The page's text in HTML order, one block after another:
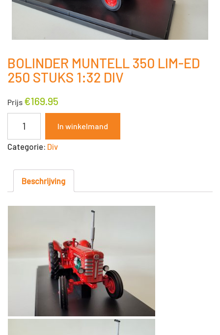
BOLINDER MUNTELL 350 LIM-ED
250 STUKS 1:32 DIV
Prijs €169.95
350
250
STUKS
In winkelmand
Categorie: Div
Beschrijving